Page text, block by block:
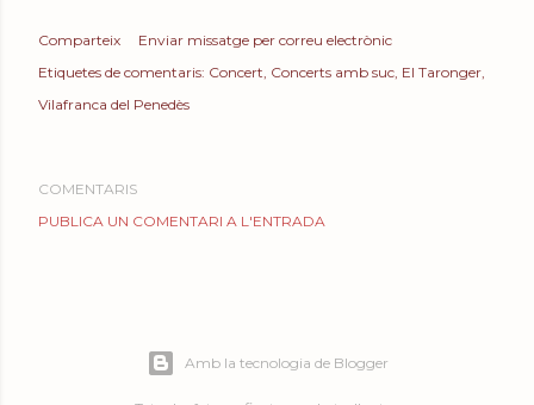
Comparteix
Enviar missatge per correu electrònic
Etiquetes de comentaris: Concert Concerts amb suc El Taronger
Vilafranca del Penedès
COMENTARIS
PUBLICA UN COMENTARI A L'ENTRADA
Amb la tecnologia de Blogger